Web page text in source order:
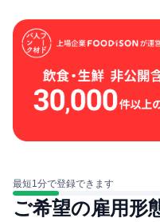
最短1分で登録できます
ご希望の雇用形